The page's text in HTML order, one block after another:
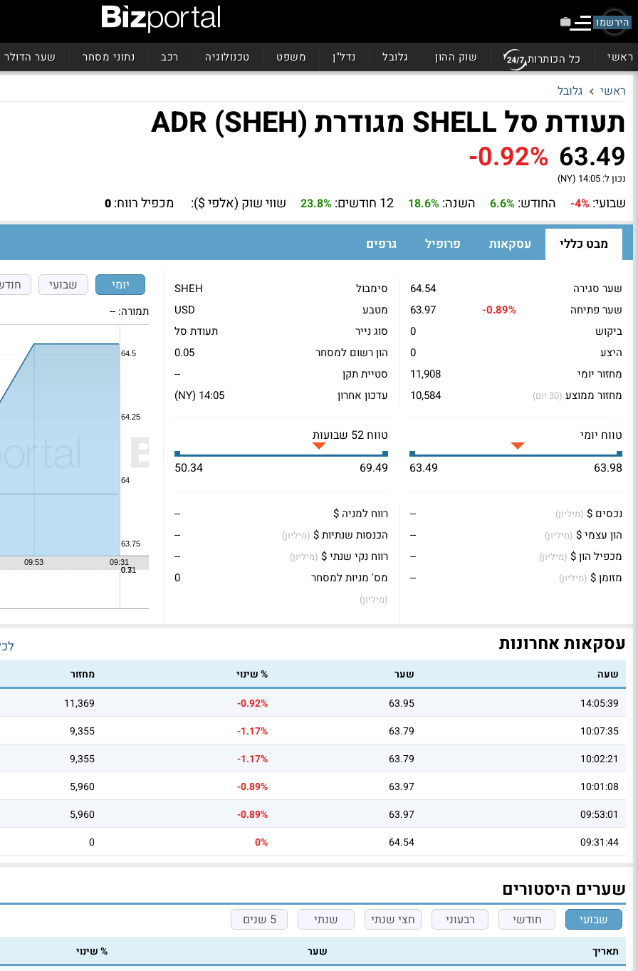
הירשמו
ראשי כל הכותרות שוק ההון גלובל נדל"ן משפט טכנולוגיה רכב נתוני מסחר שער הדולר
ראשי גלובל
תעודת סל SHELL מגודרת ADR (SHEH)
63.49
-0.92%
נכון ל: 14:05 (NY)
שבועי: -4% החודש: 6.6% השנה: 18.6% 12 חודשים: 23.8% שווי שוק (אלפי $): מכפיל רווח: 0
מבט כללי עסקאות פרופיל גרפים
שער סגירה
64.54
שער פתיחה
-0.89%
63.97
ביקוש
0
היצע
0
מחזור יומי
11,908
מחזור ממוצע (30 יום) 10,584
סימבול
SHEH
מטבע
USD
סוג נייר
תעודת סל
הון רשום למסחר
0.05
סטיית תקן
--
עדכון אחרון
14:05 (NY)
טווח יומי
63.98
63.49
טווח 52 שבועות
69.49
50.34
נכסים $ (מיליון)
--
הון עצמי $ (מיליון)
--
מכפיל הון $ (מיליון)
--
מזומן $ (מיליון) --
רווח למניה $
--
הכנסות שנתיות $ (מיליון)
--
רווח נקי שנתי $ (מיליון)
--
מס' מניות למסחר
(מיליון)
0
יומי שבועי
תמורה: --
עסקאות אחרונות
שעה שער % שינוי
מחזור
14:05:39
63.95
-0.92%
11,369
10:07:35
63.79
-1.17%
9,355
10:02:21
63.79
-1.17%
9,355
10:01:08
63.97
-0.89%
5,960
09:53:01
63.97
-0.89%
5,960
09:31:44
64.54
0%
0
שערים היסטורים
שבועי חודשי רבעוני חצי שנתי שנתי 5 שנים
תאריך שער
% שינוי